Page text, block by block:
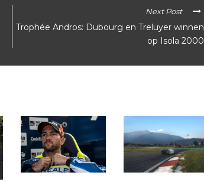
Next Post
Trophée Andros: Dubourg en Treluyer winnen
op Isola 2000